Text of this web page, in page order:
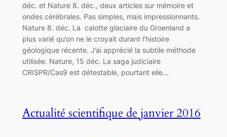
déc. et Nature 8. déc., deux articles sur mémoire et
ondes cérébrales. Pas simples, mais impressionnants.
Nature 8. déc. La calotte glaciaire du Groenland a
plus varié qu’on ne le croyait durant l’histoire
géologique récente. J’ai apprécié la subtile méthode
utilisée. Nature, 15 déc. La saga judiciaire
CRISPR/Cas9 est détestable, pourtant elle…
Actualité scientifique de janvier 2016